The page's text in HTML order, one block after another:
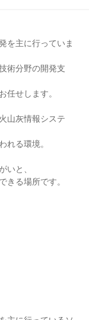
を主に行っていま
術分野の開発支
任せします。
山灰情報システ
れる環境。
いと、
きる場所です。